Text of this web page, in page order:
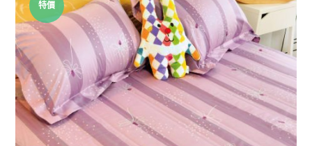
特價